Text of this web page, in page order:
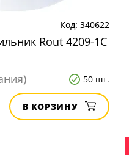
340622
Rout 4209-1C
50 шт.
В КОРЗИНУ